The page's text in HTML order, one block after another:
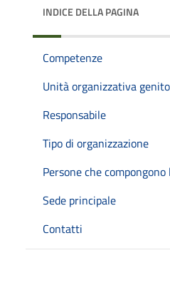
INDICE DELLA PAGINA
Competenze
Unità organizzativa
Responsabile
Tipo di organizzazione
Persone che
Sede principale
Contatti